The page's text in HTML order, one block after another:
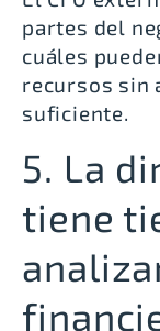
partes del
cuáles
recursos sin
suficiente.
5. La
tiene